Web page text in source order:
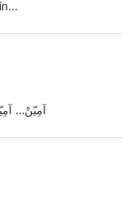
آمِيّنْ...